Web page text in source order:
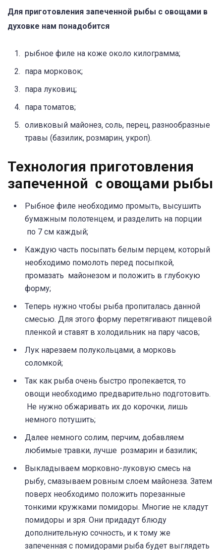
Для приготовления запеченной рыбы с овощами в
духовке нам понадобится
рыбное филе на коже около килограмма;
пара морковок;
пара луковиц;
пара томатов;
оливковый майонез, соль, перец, разнообразные
травы (базилик, розмарин, укроп).
Технология приготовления
запеченной с овощами рыбы
Рыбное филе необходимо промыть, высушить
бумажным полотенцем, и разделить на порции
по 7 см каждый;
Каждую часть посыпать белым перцем, который
необходимо помолоть перед посыпкой,
промазать майонезом и положить в глубокую
форму;
Теперь нужно чтобы рыба пропиталась данной
смесью. Для этого форму перетягивают пищевой
пленкой и ставят в холодильник на пару часов;
Лук нарезаем полукольцами, а морковь
соломкой;
Так как рыба очень быстро пропекается, то
овощи необходимо предварительно подготовить.
Не нужно обжаривать их до корочки, лишь
немного потушить;
Далее немного солим, перчим, добавляем
любимые травки, лучше розмарин и базилик;
Выкладываем морковно-луковую смесь на
рыбу, смазываем ровным слоем майонеза. Затем
поверх необходимо положить порезанные
тонкими кружками помидоры. Многие не кладут
помидоры и зря. Они придадут блюду
дополнительную сочность, и к тому же
запеченная с помидорами рыба будет выглядеть